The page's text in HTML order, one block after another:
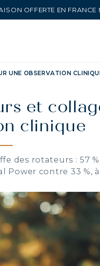
OFFERTE EN FRANCE
UNE OBSERVATION
et
clinique
des rotateurs : 57
contre 33 %,